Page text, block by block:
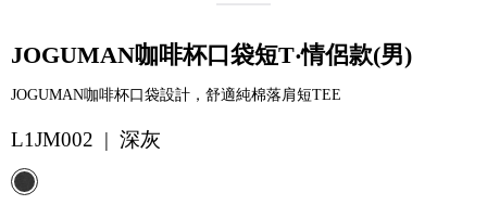
JOGUMAN咖啡杯口袋短T‧情侶款(男)
JOGUMAN咖啡杯口袋設計，舒適純棉落肩短TEE
L1JM002 | 深灰